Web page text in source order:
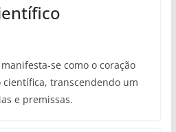
se como o coração
transcendendo um
e premissas.